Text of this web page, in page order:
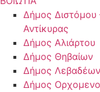
Δήμος
Αντίκυρας
Δήμος Αλιάρτου
Δήμος Θηβαίων
Δήμος Λεβαδέων
Δήμος